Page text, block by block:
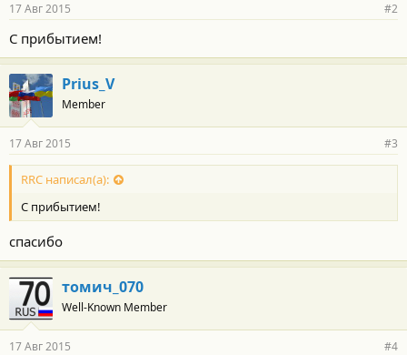
17 Авг 2015 #2
С прибытием!
Prius_V
Member
17 Авг 2015 #3
RRC написал(а):
С прибытием!
спасибо
томич_070
Well-Known Member
17 Авг 2015 #4